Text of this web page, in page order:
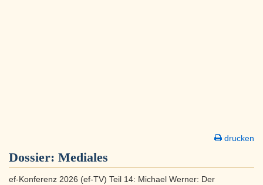
drucken
Dossier: Mediales
ef-Konferenz 2026 (ef-TV) Teil 14: Michael Werner: Der